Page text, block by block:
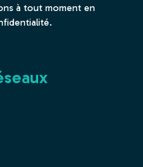
à tout moment en